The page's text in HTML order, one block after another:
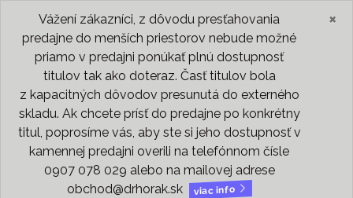
Vážení zákazníci, z dôvodu presťahovania
predajne do menších priestorov nebude možné
priamo v predajni ponúkať plnú dostupnosť
titulov tak ako doteraz. Časť titulov bola
z kapacitných dôvodov presunutá do externého
skladu. Ak chcete prísť do predajne po konkrétny
titul, poprosíme vás, aby ste si jeho dostupnosť v
kamennej predajni overili na telefónnom čísle
0907 078 029 alebo na mailovej adrese
obchod@drhorak.sk
viac info
×